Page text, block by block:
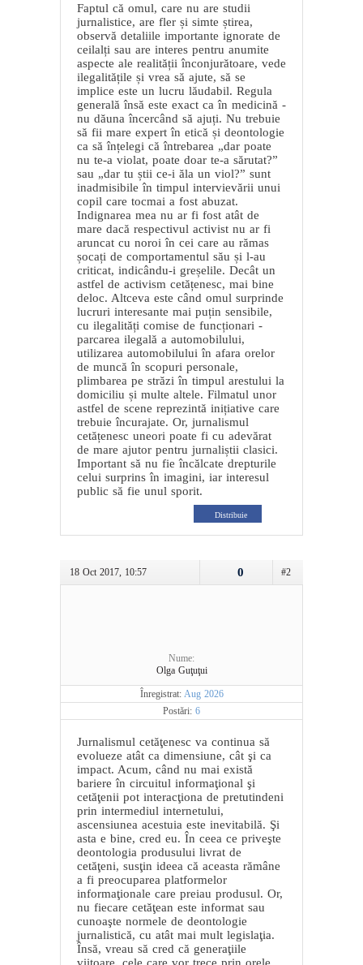
Faptul că omul, care nu are studii
jurnalistice, are fler și simte știrea,
observă detaliile importante ignorate de
ceilalți sau are interes pentru anumite
aspecte ale realității înconjurătoare, vede
ilegalitățile și vrea să ajute, să se
implice este un lucru lăudabil. Regula
generală însă este exact ca în medicină -
nu dăuna încercând să ajuți. Nu trebuie
să fii mare expert în etică și deontologie
ca să înțelegi că întrebarea „dar poate
nu te-a violat, poate doar te-a sărutat?”
sau „dar tu știi ce-i ăla un viol?” sunt
inadmisibile în timpul intervievării unui
copil care tocmai a fost abuzat.
Indignarea mea nu ar fi fost atât de
mare dacă respectivul activist nu ar fi
aruncat cu noroi în cei care au rămas
șocați de comportamentul său și l-au
criticat, indicându-i greșelile. Decât un
astfel de activism cetățenesc, mai bine
deloc. Altceva este când omul surprinde
lucruri interesante mai puțin sensibile,
cu ilegalități comise de funcționari -
parcarea ilegală a automobilului,
utilizarea automobilului în afara orelor
de muncă în scopuri personale,
plimbarea pe străzi în timpul arestului la
domiciliu și multe altele. Filmatul unor
astfel de scene reprezintă inițiative care
trebuie încurajate. Or, jurnalismul
cetățenesc uneori poate fi cu adevărat
de mare ajutor pentru jurnaliștii clasici.
Important să nu fie încălcate drepturile
celui surprins în imagini, iar interesul
public să fie unul sporit.
Distribuie
18 Oct 2017, 10:57 #2
0
Nume:
Olga Guţuţui
Înregistrat: Aug 2026
Postări: 6
Jurnalismul cetăţenesc va continua să
evolueze atât ca dimensiune, cât şi ca
impact. Acum, când nu mai există
bariere în circuitul informaţional şi
cetăţenii pot interacţiona de pretutindeni
prin intermediul internetului,
ascensiunea acestuia este inevitabilă. Şi
asta e bine, cred eu. În ceea ce priveşte
deontologia produsului livrat de
cetăţeni, susţin ideea că aceasta rămâne
a fi preocuparea platformelor
informaţionale care preiau produsul. Or,
nu fiecare cetăţean este informat sau
cunoaşte normele de deontologie
jurnalistică, cu atât mai mult legislaţia.
Însă, vreau să cred că generaţiile